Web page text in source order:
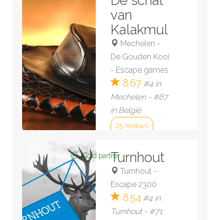
van
Kalakmul
Mechelen -
De Gouden Kooi
- Escape games
8.67 #4 in
Mechelen - #67
in België
25 reviews
Bekijk kamer »
Gold partnerTurnhout
Turnhout -
Escape 2300
8.54 #4 in
Turnhout - #71